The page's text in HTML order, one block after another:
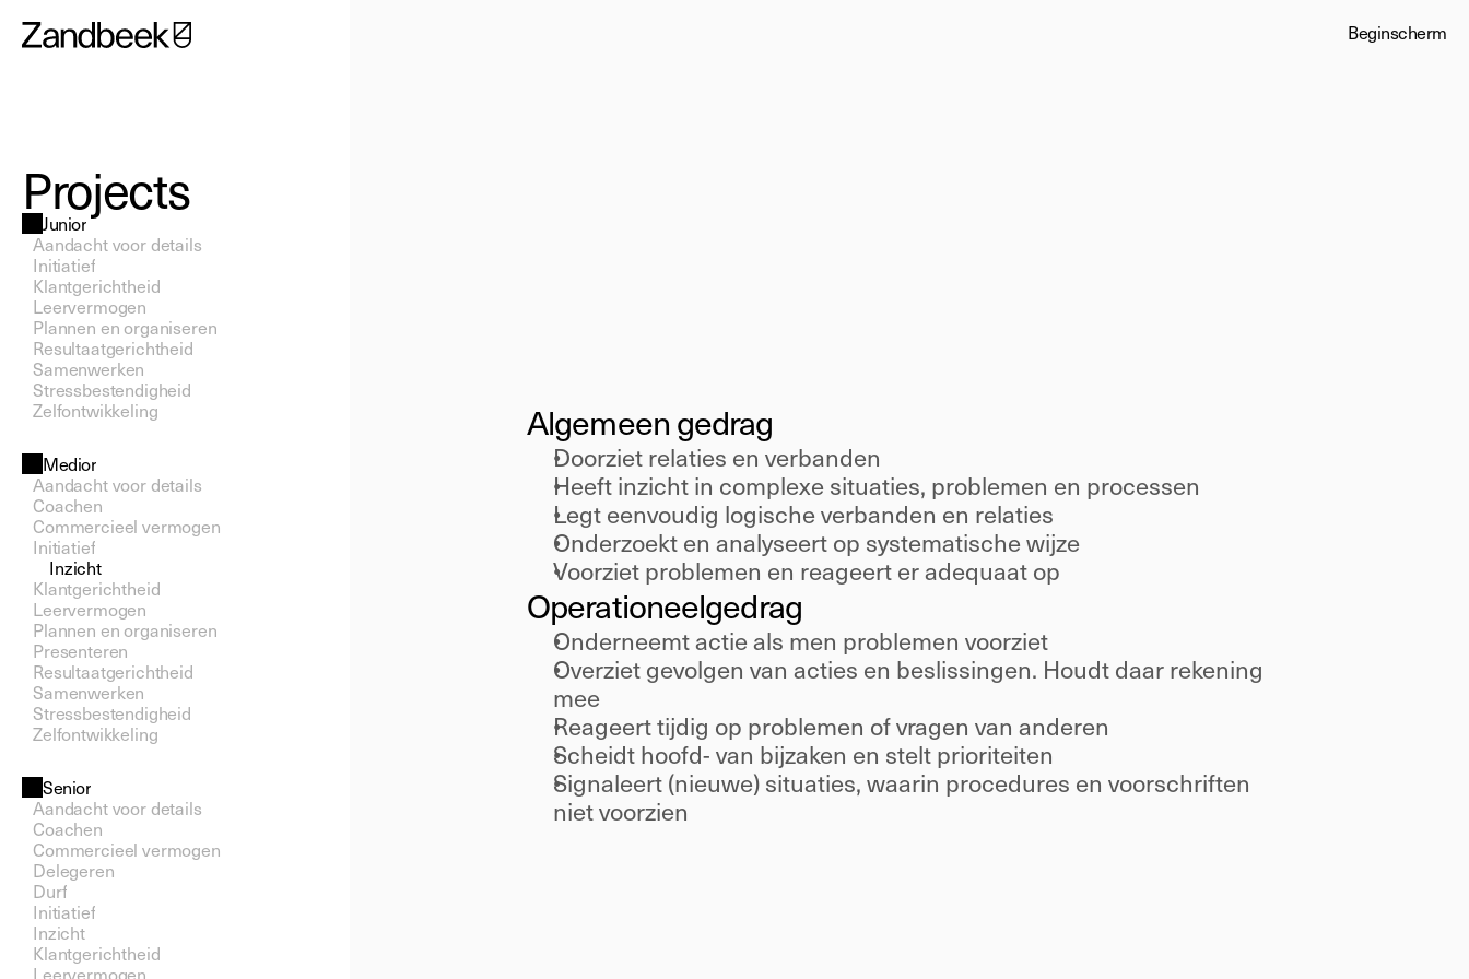
Beginscherm
Projects
Junior
Aandacht voor details
Initiatief
Klantgerichtheid
Leervermogen
Plannen en organiseren
Resultaatgerichtheid
Samenwerken
Stressbestendigheid
Zelfontwikkeling
Medior
Aandacht voor details
Coachen
Commercieel vermogen
Initiatief
Inzicht
Klantgerichtheid
Leervermogen
Plannen en organiseren
Presenteren
Resultaatgerichtheid
Samenwerken
Stressbestendigheid
Zelfontwikkeling
Senior
Aandacht voor details
Coachen
Commercieel vermogen
Delegeren
Durf
Initiatief
Inzicht
Klantgerichtheid
Leervermogen
Algemeen gedrag
Doorziet relaties en verbanden
Heeft inzicht in complexe situaties, problemen en processen
Legt eenvoudig logische verbanden en relaties
Onderzoekt en analyseert op systematische wijze
Voorziet problemen en reageert er adequaat op
Operationeelgedrag
Onderneemt actie als men problemen voorziet
Overziet gevolgen van acties en beslissingen. Houdt daar rekening
mee
Reageert tijdig op problemen of vragen van anderen
Scheidt hoofd- van bijzaken en stelt prioriteiten
Signaleert (nieuwe) situaties, waarin procedures en voorschriften
niet voorzien